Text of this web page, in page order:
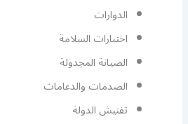
الدوارات
اختبارات السلامة
الصيانة المجدولة
الصدمات والدعامات
تفتيش الدولة